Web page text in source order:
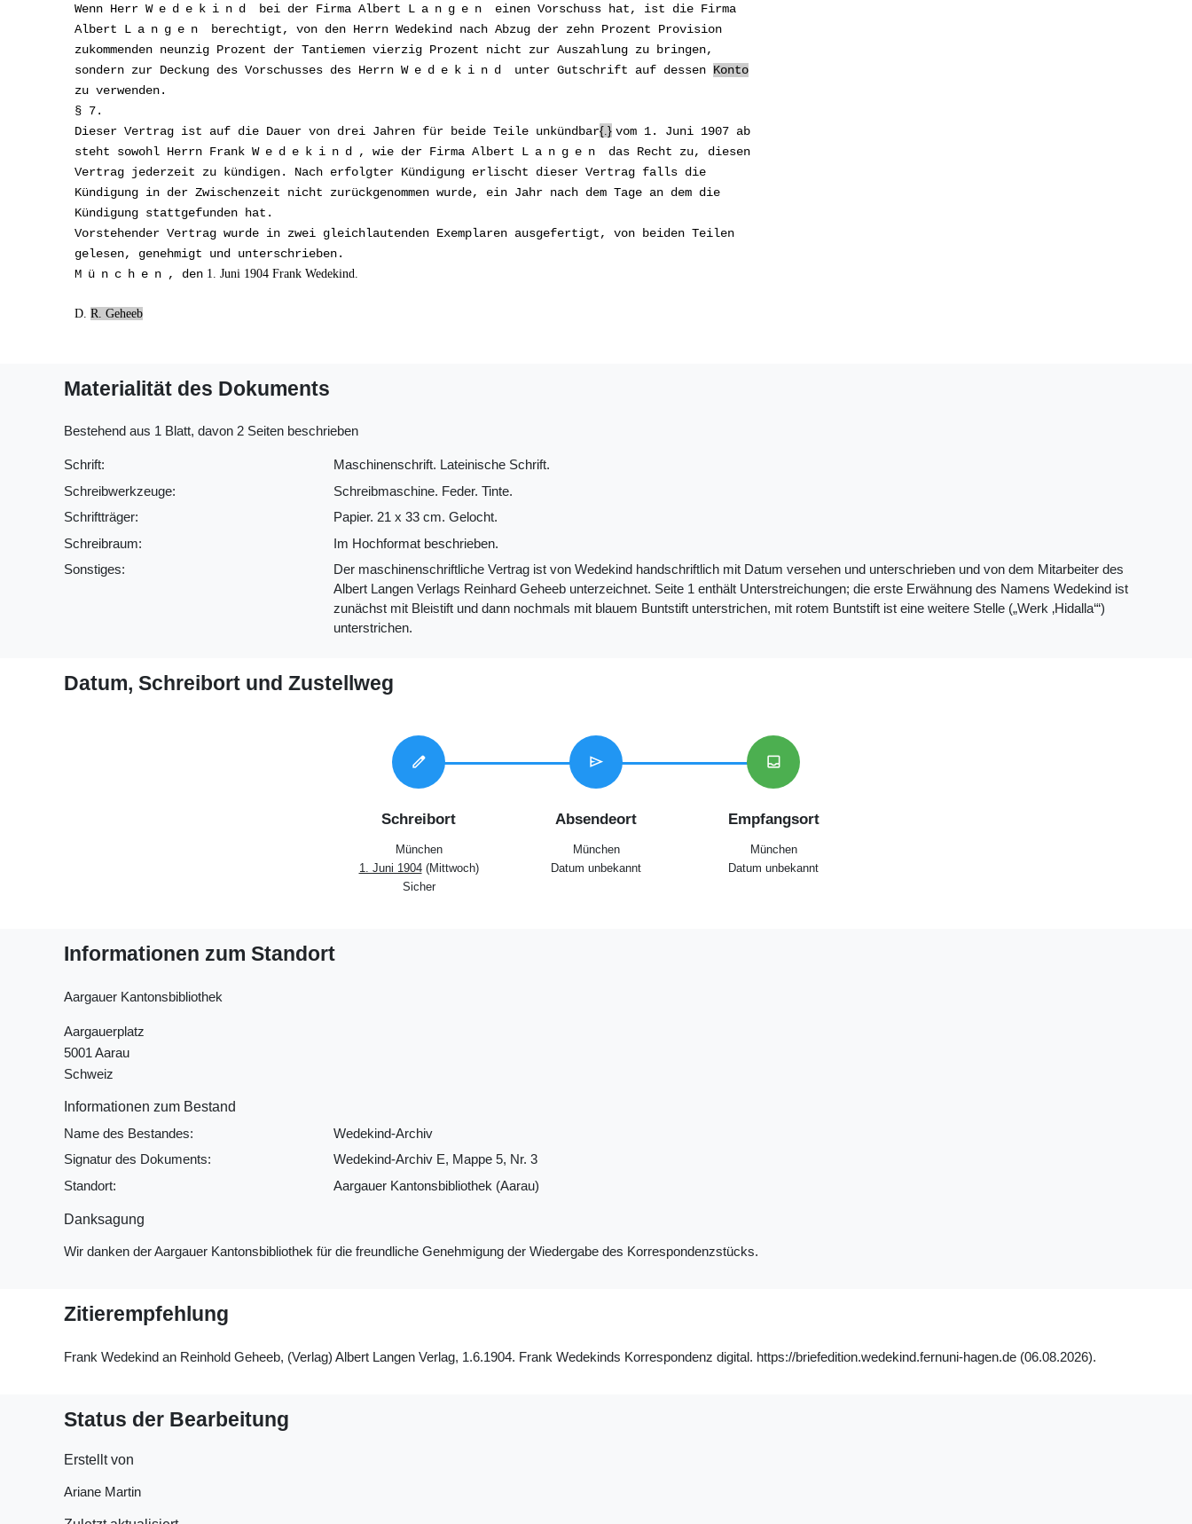
Wenn Herr Wedekind bei der Firma Albert Langen
einen Vorschuss hat, ist die Firma
Albert Langen
berechtigt, von den Herrn Wedekind nach Abzug der zehn Prozent Provision
zukommenden neunzig Prozent der Tantiemen vierzig Prozent nicht zur Auszahlung zu bringen,
sondern zur Deckung des Vorschusses des Herrn Wedekind unter Gutschrift auf dessen Konto
zu verwenden.
§ 7.
Dieser Vertrag ist auf die Dauer von drei Jahren für beide Teile unkündbar .
vom 1. Juni 1907 ab
steht sowohl Herrn Frank Wedekind , wie der Firma Albert Langen
das Recht zu, diesen
Vertrag jederzeit zu kündigen. Nach erfolgter Kündigung erlischt dieser Vertrag falls die
Kündigung in der Zwischenzeit nicht zurückgenommen wurde, ein Jahr nach dem Tage an dem die
Kündigung stattgefunden hat.
Vorstehender Vertrag wurde in zwei gleichlautenden Exemplaren ausgefertigt, von beiden Teilen
gelesen, genehmigt und unterschrieben.
München , den 1. Juni 1904Frank Wedekind.
D. R. Geheeb
Materialität des Dokuments
Bestehend aus 1 Blatt, davon 2 Seiten beschrieben
Schrift:
Maschinenschrift. Lateinische Schrift.
Schreibwerkzeuge:
Schreibmaschine. Feder. Tinte.
Schriftträger:
Papier. 21 x 33 cm. Gelocht.
Schreibraum:
Im Hochformat beschrieben.
Sonstiges:
Der maschinenschriftliche Vertrag ist von Wedekind handschriftlich mit Datum versehen und unterschrieben und von dem Mitarbeiter des
Albert Langen Verlags Reinhard Geheeb unterzeichnet. Seite 1 enthält Unterstreichungen; die erste Erwähnung des Namens Wedekind ist
zunächst mit Bleistift und dann nochmals mit blauem Buntstift unterstrichen, mit rotem Buntstift ist eine weitere Stelle („Werk ‚Hidalla‘“)
unterstrichen.
Datum, Schreibort und Zustellweg
edit
Schreibort
München
1. Juni 1904(Mittwoch)
Sicher
send
Absendeort
München
Datum unbekannt
inbox
Empfangsort
München
Datum unbekannt
Informationen zum Standort
Aargauer Kantonsbibliothek
Aargauerplatz
5001 Aarau
Schweiz
Informationen zum Bestand
Name des Bestandes:
Wedekind-Archiv
Signatur des Dokuments:
Wedekind-Archiv E, Mappe 5, Nr. 3
Standort:
Aargauer Kantonsbibliothek (Aarau)
Danksagung
Wir danken der Aargauer Kantonsbibliothek für die freundliche Genehmigung der Wiedergabe des Korrespondenzstücks.
Zitierempfehlung
Frank Wedekind an Reinhold Geheeb, (Verlag) Albert Langen Verlag, 1.6.1904. Frank Wedekinds Korrespondenz digital. https://briefedition.wedekind.fernuni-hagen.de (06.08.2026).
Status der Bearbeitung
Erstellt von
Ariane Martin